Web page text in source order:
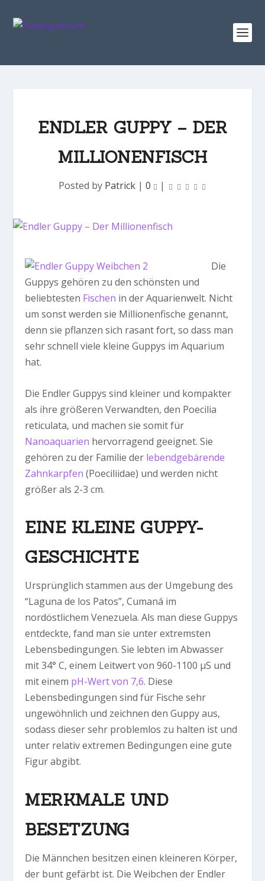
ENDLER GUPPY – DER
MILLIONENFISCH
Posted by Patrick | 0 |
Die
Guppys gehören zu den schönsten und
beliebtesten Fischen in der Aquarienwelt. Nicht
um sonst werden sie Millionenfische genannt,
denn sie pflanzen sich rasant fort, so dass man
sehr schnell viele kleine Guppys im Aquarium
hat.
Die Endler Guppys sind kleiner und kompakter
als ihre größeren Verwandten, den Poecilia
reticulata, und machen sie somit für
Nanoaquarien hervorragend geeignet. Sie
gehören zu der Familie der lebendgebärende
Zahnkarpfen (Poeciliidae) und werden nicht
größer als 2-3 cm.
EINE KLEINE GUPPY-
GESCHICHTE
Ursprünglich stammen aus der Umgebung des
“Laguna de los Patos”, Cumaná im
nordöstlichem Venezuela. Als man diese Guppys
entdeckte, fand man sie unter extremsten
Lebensbedingungen. Sie lebten im Abwasser
mit 34° C, einem Leitwert von 960-1100 µS und
mit einem pH-Wert von 7,6. Diese
Lebensbedingungen sind für Fische sehr
ungewöhnlich und zeichnen den Guppy aus,
sodass dieser sehr problemlos zu halten ist und
unter relativ extremen Bedingungen eine gute
Figur abgibt.
MERKMALE UND
BESETZUNG
Die Männchen besitzen einen kleineren Körper,
der bunt gefärbt ist. Die Weibchen der Endler